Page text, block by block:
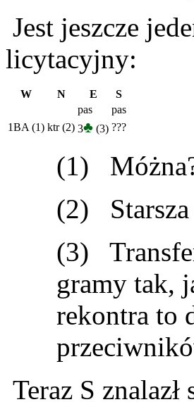
Jest jeszcze
licytacyjny:
W N E
S
pas
pas
1BA (1) ktr (2) 3♣ (3) ???
(1)
(2) Starsza
(3)
gramy tak,
rekontra to
Teraz S